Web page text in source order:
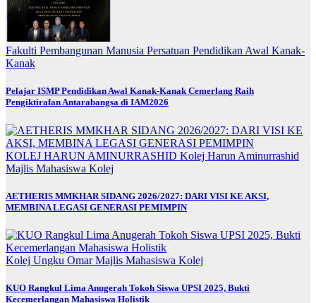
Fakulti Pembangunan Manusia Persatuan Pendidikan Awal Kanak-
Kanak
Pelajar ISMP Pendidikan Awal Kanak-Kanak Cemerlang Raih
Pengiktirafan Antarabangsa di IAM2026
KOLEJ HARUN AMINURRASHID Kolej Harun Aminurrashid
Majlis Mahasiswa Kolej
AETHERIS MMKHAR SIDANG 2026/2027: DARI VISI KE AKSI,
MEMBINA LEGASI GENERASI PEMIMPIN
Kolej Ungku OmarMajlis Mahasiswa Kolej
KUO Rangkul Lima Anugerah Tokoh Siswa UPSI 2025, Bukti
Kecemerlangan Mahasiswa Holistik